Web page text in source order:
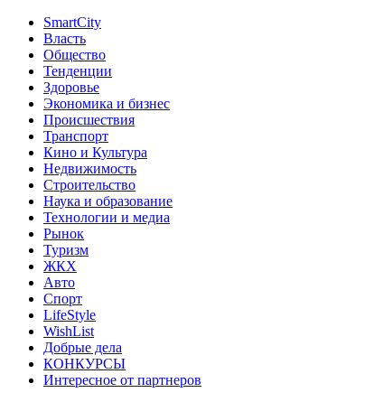
SmartCity
Власть
Общество
Тенденции
Здоровье
Экономика и бизнес
Происшествия
Транспорт
Кино и Культура
Недвижимость
Строительство
Наука и образование
Технологии и медиа
Рынок
Туризм
ЖКХ
Авто
Спорт
LifeStyle
WishList
Добрые дела
КОНКУРСЫ
Интересное от партнеров